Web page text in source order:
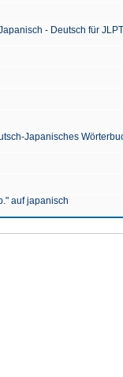
- Deutsch für
Japanisches
auf japanisch